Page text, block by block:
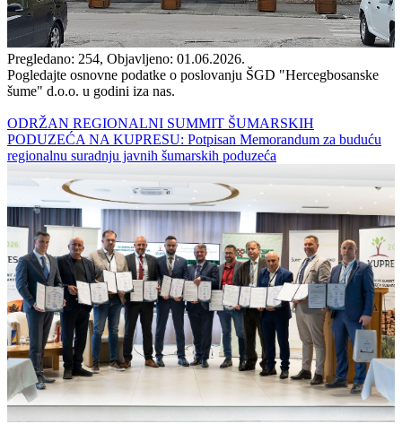
Pregledano: 254, Objavljeno: 01.06.2026.
Pogledajte osnovne podatke o poslovanju ŠGD "Hercegbosanske
šume" d.o.o. u godini iza nas.
ODRŽAN REGIONALNI SUMMIT ŠUMARSKIH
PODUZEĆA NA KUPRESU: Potpisan Memorandum za buduću
regionalnu suradnju javnih šumarskih poduzeća